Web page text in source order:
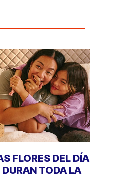
FLORES DEL DÍA
DURAN TODA LA